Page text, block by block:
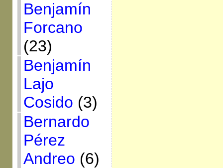
Benjamín
Forcano
(23)
Benjamín
Lajo
Cosido (3)
Bernardo
Pérez
Andreo (6)